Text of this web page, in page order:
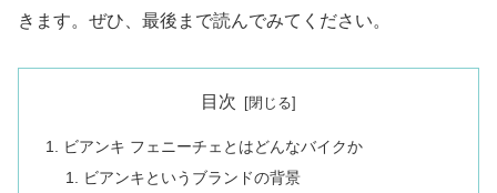
きます。ぜひ、最後まで読んでみてください。
目次
ビアンキ フェニーチェとはどんなバイクか
ビアンキというブランドの背景